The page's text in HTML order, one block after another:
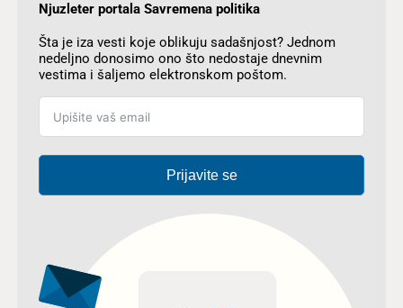
Njuzleter portala Savremena politika
Šta je iza vesti koje oblikuju sadašnjost? Jednom
nedeljno donosimo ono što nedostaje dnevnim
vestima i šaljemo elektronskom poštom.
Prijavite se